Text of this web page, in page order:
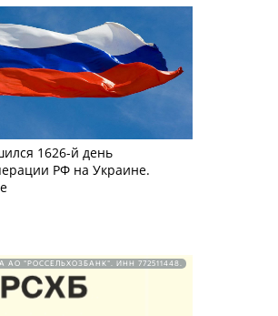
1626-й день
РФ на Украине.
АО "РОССЕЛЬХОЗБАНК". ИНН 772511448.